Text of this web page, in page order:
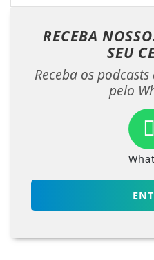
RECEBA
SEU
Receba os
pelo